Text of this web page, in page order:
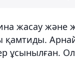
жасау және
ұсынылған.